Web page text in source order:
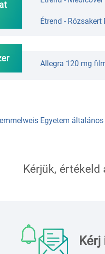
Étrend -
Allegra 120 mg
Egyetem
Kérjük, értékeld